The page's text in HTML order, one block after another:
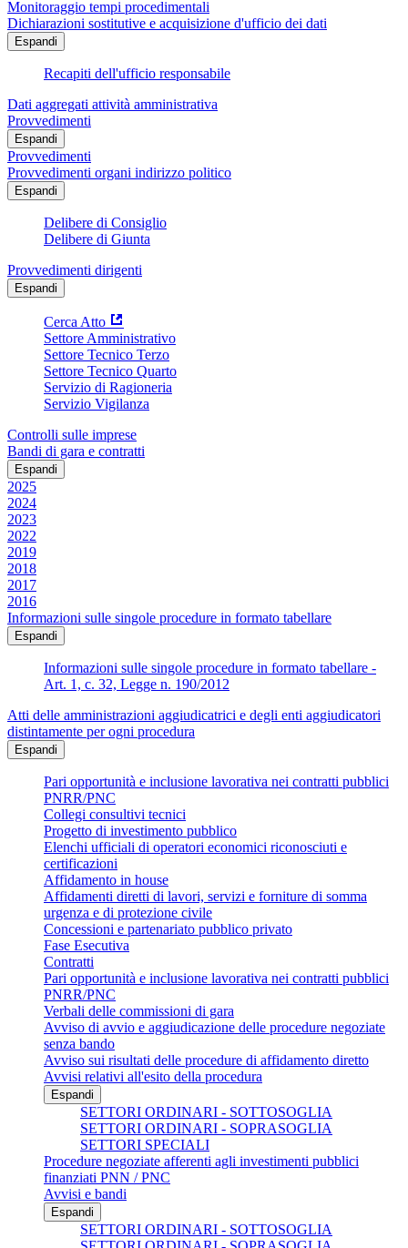
Monitoraggio tempi procedimentali
Dichiarazioni sostitutive e acquisizione d'ufficio dei dati
Espandi
Recapiti dell'ufficio responsabile
Dati aggregati attività amministrativa
Provvedimenti
Espandi
Provvedimenti
Provvedimenti organi indirizzo politico
Espandi
Delibere di Consiglio
Delibere di Giunta
Provvedimenti dirigenti
Espandi
Cerca Atto
Settore Amministrativo
Settore Tecnico Terzo
Settore Tecnico Quarto
Servizio di Ragioneria
Servizio Vigilanza
Controlli sulle imprese
Bandi di gara e contratti
Espandi
2025
2024
2023
2022
2019
2018
2017
2016
Informazioni sulle singole procedure in formato tabellare
Espandi
Informazioni sulle singole procedure in formato tabellare -
Art. 1, c. 32, Legge n. 190/2012
Atti delle amministrazioni aggiudicatrici e degli enti aggiudicatori
distintamente per ogni procedura
Espandi
Pari opportunità e inclusione lavorativa nei contratti pubblici
PNRR/PNC
Collegi consultivi tecnici
Progetto di investimento pubblico
Elenchi ufficiali di operatori economici riconosciuti e
certificazioni
Affidamento in house
Affidamenti diretti di lavori, servizi e forniture di somma
urgenza e di protezione civile
Concessioni e partenariato pubblico privato
Fase Esecutiva
Contratti
Pari opportunità e inclusione lavorativa nei contratti pubblici
PNRR/PNC
Verbali delle commissioni di gara
Avviso di avvio e aggiudicazione delle procedure negoziate
senza bando
Avviso sui risultati delle procedure di affidamento diretto
Avvisi relativi all'esito della procedura
Espandi
SETTORI ORDINARI - SOTTOSOGLIA
SETTORI ORDINARI - SOPRASOGLIA
SETTORI SPECIALI
Procedure negoziate afferenti agli investimenti pubblici
finanziati PNN / PNC
Avvisi e bandi
Espandi
SETTORI ORDINARI - SOTTOSOGLIA